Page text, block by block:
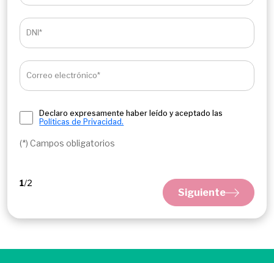
DNI*
Correo electrónico*
Declaro expresamente haber leído y aceptado las
Políticas de Privacidad.
(*) Campos obligatorios
Siguiente